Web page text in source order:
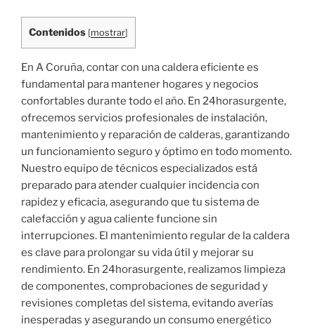
Contenidos [mostrar]
En A Coruña, contar con una caldera eficiente es
fundamental para mantener hogares y negocios
confortables durante todo el año. En 24horasurgente,
ofrecemos servicios profesionales de instalación,
mantenimiento y reparación de calderas, garantizando
un funcionamiento seguro y óptimo en todo momento.
Nuestro equipo de técnicos especializados está
preparado para atender cualquier incidencia con
rapidez y eficacia, asegurando que tu sistema de
calefacción y agua caliente funcione sin
interrupciones. El mantenimiento regular de la caldera
es clave para prolongar su vida útil y mejorar su
rendimiento. En 24horasurgente, realizamos limpieza
de componentes, comprobaciones de seguridad y
revisiones completas del sistema, evitando averías
inesperadas y asegurando un consumo energético